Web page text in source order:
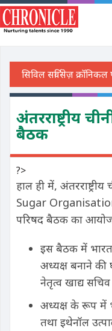
अंतरराष्ट्रीय
बैठक
?>
हाल ही में,
Sugar
परिषद बैठक का
इस बैठक में
अध्यक्ष बनाने
नेतृत्व खाद्य सचिव
अध्यक्ष के रूप में
तथा इथेनॉल